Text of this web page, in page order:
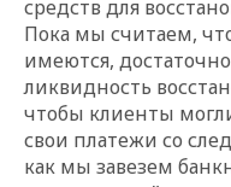
средств для
Пока мы считаем,
имеются,
ликвидность
чтобы клиенты
свои платежи со
как мы завезем